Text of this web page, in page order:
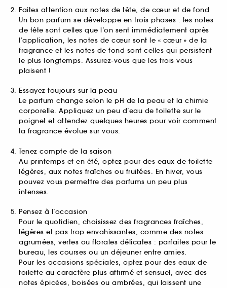
Faites attention aux notes de tête, de cœur et de fond
Un bon parfum se développe en trois phases : les notes
de tête sont celles que l’on sent immédiatement après
l’application, les notes de cœur sont le « cœur » de la
fragrance et les notes de fond sont celles qui persistent
le plus longtemps. Assurez-vous que les trois vous
plaisent !
Essayez toujours sur la peau
Le parfum change selon le pH de la peau et la chimie
corporelle. Appliquez un peu d’eau de toilette sur le
poignet et attendez quelques heures pour voir comment
la fragrance évolue sur vous.
Tenez compte de la saison
Au printemps et en été, optez pour des eaux de toilette
légères, aux notes fraîches ou fruitées. En hiver, vous
pouvez vous permettre des parfums un peu plus
intenses.
Pensez à l’occasion
Pour le quotidien, choisissez des fragrances fraîches,
légères et pas trop envahissantes, comme des notes
agrumées, vertes ou florales délicates : parfaites pour le
bureau, les courses ou un déjeuner entre amies.
Pour les occasions spéciales, optez pour des eaux de
toilette au caractère plus affirmé et sensuel, avec des
notes épicées, boisées ou ambrées, qui laissent une